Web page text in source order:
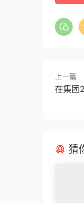
上一篇
在集团
猜